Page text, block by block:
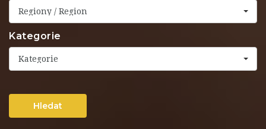
Regiony / Region
Kategorie
Kategorie
Hledat